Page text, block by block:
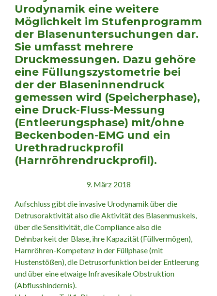
Urodynamik eine weitere
Möglichkeit im Stufenprogramm
der Blasenuntersuchungen dar.
Sie umfasst mehrere
Druckmessungen. Dazu gehöre
eine Füllungszystometrie bei
der der Blaseninnendruck
gemessen wird (Speicherphase),
eine Druck-Fluss-Messung
(Entleerungsphase) mit/ohne
Beckenboden-EMG und ein
Urethradruckprofil
(Harnröhrendruckprofil).
9. März 2018
Aufschluss gibt die invasive Urodynamik über die
Detrusoraktivität also die Aktivität des Blasenmuskels,
über die Sensitivität, die Compliance also die
Dehnbarkeit der Blase, ihre Kapazität (Füllvermögen),
Harnröhren-Kompetenz in der Füllphase (mit
Hustenstößen), die Detrusorfunktion bei der Entleerung
und über eine etwaige Infravesikale Obstruktion
(Abflusshindernis).